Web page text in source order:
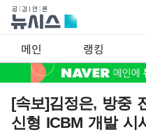
메인 랭킹
[속보]김정은, 방중
신형 ICBM 개발 시